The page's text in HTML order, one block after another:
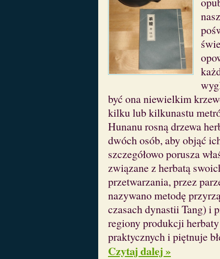
być ona niewielkim
kilku lub kilkunastu
Hunanu rosną drzewa
dwóch osób, aby objąć
szczegółowo porusza
związane z herbatą
przetwarzania, przez
nazywano metodę
czasach dynastii Tang) i
regiony produkcji
praktycznych i piętnuje
Czytaj dalej »